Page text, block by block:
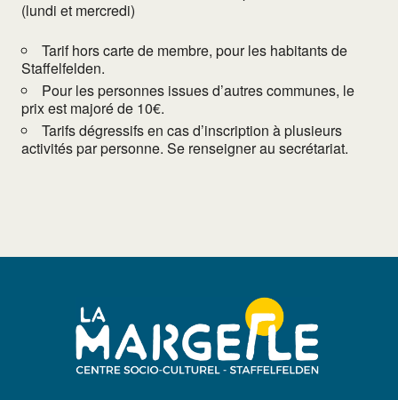
(lundi et mercredi)
Tarif hors carte de membre, pour les habitants de
Staffelfelden.
Pour les personnes issues d’autres communes, le
prix est majoré de 10€.
Tarifs dégressifs en cas d’inscription à plusieurs
activités par personne. Se renseigner au secrétariat.